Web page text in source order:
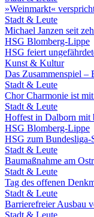
»Weinmarkt«
Stadt & Leute
Michael Janzen seit
HSG Blomberg-Lippe
HSG feiert
Kunst & Kultur
Das Zusammenspiel –
Stadt & Leute
Chor Charmonie ist
Stadt & Leute
Hoffest in Dalborn mit
HSG Blomberg-Lippe
HSG zum Bundesliga-
Stadt & Leute
Baumaßnahme am
Stadt & Leute
Tag des offenen
Stadt & Leute
Barrierefreier Ausbau
Stadt & Leute